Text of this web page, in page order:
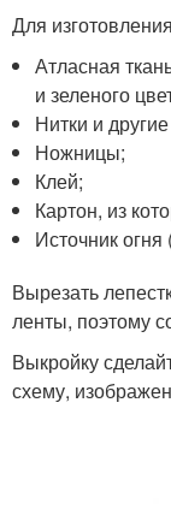
Для
Атласная
и зеленого
Нитки и
Ножницы;
Клей;
Картон, из
Источник огня
Вырезать
ленты, поэтому
Выкройку
схему,